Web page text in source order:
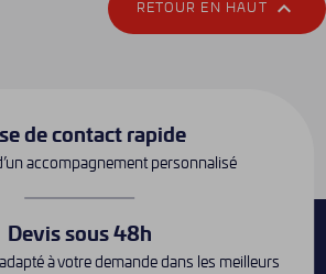
RETOUR EN HAUT 
de contact rapide
accompagnement personnalisé
Devis sous 48h
à votre demande dans les meilleurs